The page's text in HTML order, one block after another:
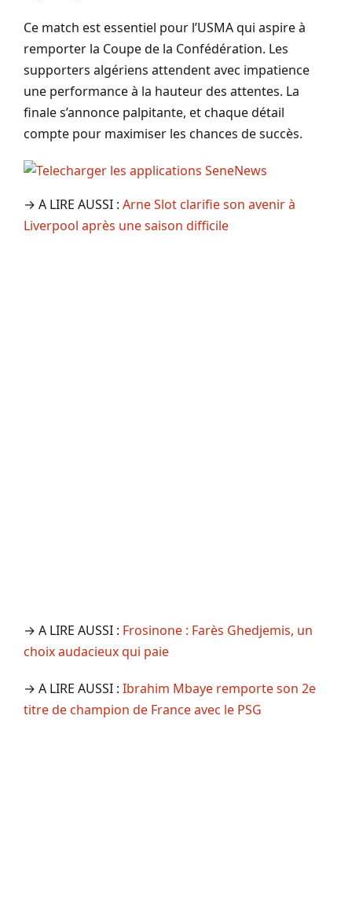
Ce match est essentiel pour l’USMA qui aspire à
remporter la Coupe de la Confédération. Les
supporters algériens attendent avec impatience
une performance à la hauteur des attentes. La
finale s’annonce palpitante, et chaque détail
compte pour maximiser les chances de succès.
→ A LIRE AUSSI : Arne Slot clarifie son avenir à
Liverpool après une saison difficile
→ A LIRE AUSSI : Frosinone : Farès Ghedjemis, un
choix audacieux qui paie
→ A LIRE AUSSI : Ibrahim Mbaye remporte son 2e
titre de champion de France avec le PSG